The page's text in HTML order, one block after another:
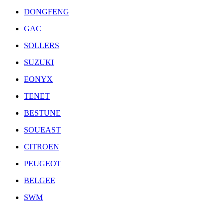
DONGFENG
GAC
SOLLERS
SUZUKI
EONYX
TENET
BESTUNE
SOUEAST
CITROEN
PEUGEOT
BELGEE
SWM